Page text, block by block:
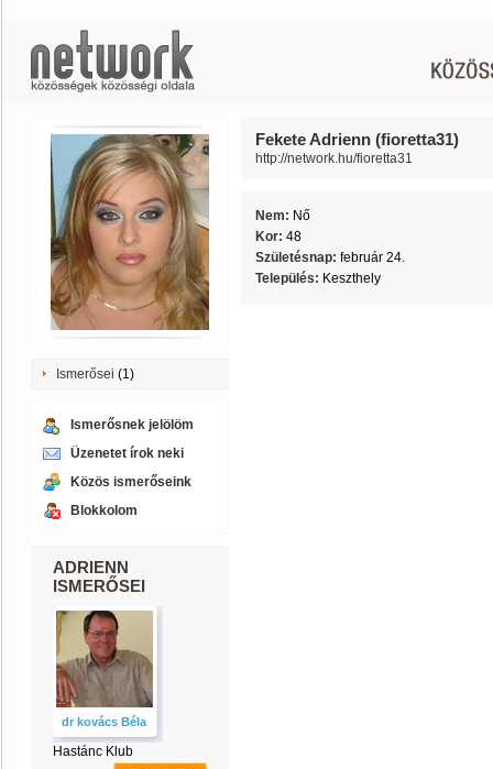
Ismerősei (1)
Ismerősnek jelölöm
Üzenetet írok neki
Közös ismerőseink
Blokkolom
ADRIENN
ISMERŐSEI
dr kovács Béla
Hastánc Klub
Fekete Adrienn (fioretta31)
http://network.hu/fioretta31
Nem: Nő
Kor: 48
Születésnap: február 24.
Település: Keszthely